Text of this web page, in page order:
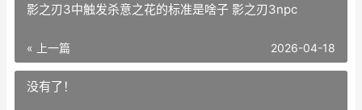
影之刃3中触发杀意之花的标准是啥子 影之刃3npc
« 上一篇 2026-04-18
没有了！